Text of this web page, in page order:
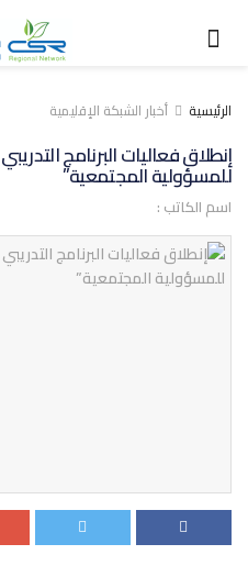
الرئيسية أخبار الشبكة الإقليمية
إنطلاق فعاليات البرنامج
للمسؤولية المجتمعية”
اسم الكاتب :